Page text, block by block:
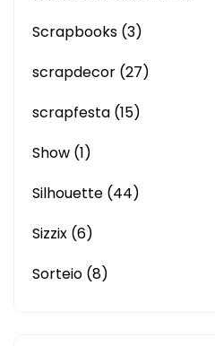
Scrapbooks (3)
scrapdecor (27)
scrapfesta (15)
Show (1)
Silhouette (44)
Sizzix (6)
Sorteio (8)